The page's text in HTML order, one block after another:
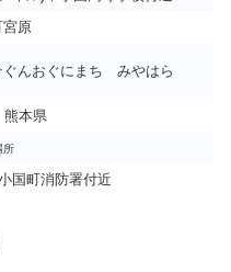
宮原
んおぐにまち みやはら
熊本県
所
国町消防署付近